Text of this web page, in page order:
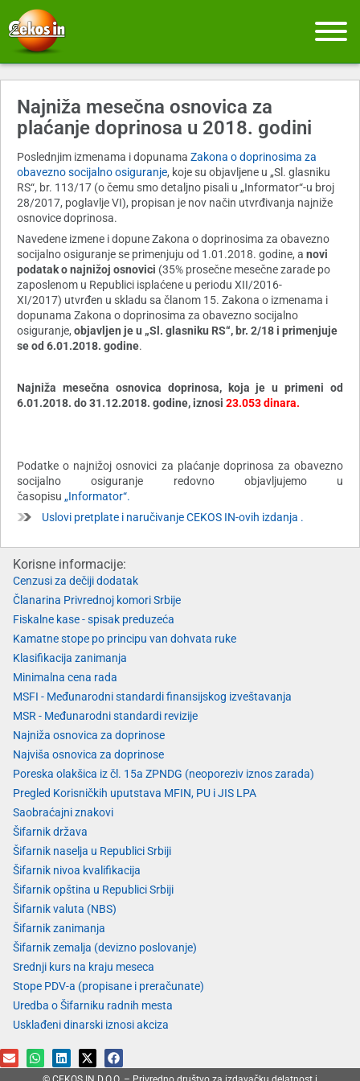
Najniža mesečna osnovica za
plaćanje doprinosa u 2018. godini
Poslednjim izmenama i dopunama Zakona o doprinosima za
obavezno socijalno osiguranje, koje su objavljene u „Sl. glasniku
RS“, br. 113/17 (o čemu smo detaljno pisali u „Informator“-u broj
28/2017, poglavlje VI), propisan je nov način utvrđivanja najniže
osnovice doprinosa.
Navedene izmene i dopune Zakona o doprinosima za obavezno
socijalno osiguranje se primenjuju od 1.01.2018. godine, a novi
podatak o najnižoj osnovici (35% prosečne mesečne zarade po
zaposlenom u Republici isplaćene u periodu XII/2016-
XI/2017) utvrđen u skladu sa članom 15. Zakona o izmenama i
dopunama Zakona o doprinosima za obavezno socijalno
osiguranje, objavljen je u „Sl. glasniku RS“, br. 2/18 i primenjuje
se od 6.01.2018. godine.
Najniža mesečna osnovica doprinosa, koja je u primeni od
6.01.2018. do 31.12.2018. godine, iznosi 23.053 dinara.
Podatke o najnižoj osnovici za plaćanje doprinosa za obavezno
socijalno osiguranje redovno objavljujemo u
časopisu „Informator“.
Uslovi pretplate i naručivanje CEKOS IN-ovih izdanja .
Korisne informacije:
Cenzusi za dečiji dodatak
Članarina Privrednoj komori Srbije
Fiskalne kase - spisak preduzeća
Kamatne stope po principu van dohvata ruke
Klasifikacija zanimanja
Minimalna cena rada
MSFI - Međunarodni standardi finansijskog izveštavanja
MSR - Međunarodni standardi revizije
Najniža osnovica za doprinose
Najviša osnovica za doprinose
Poreska olakšica iz čl. 15a ZPNDG (neoporeziv iznos zarada)
Pregled Korisničkih uputstava MFIN, PU i JIS LPA
Saobraćajni znakovi
Šifarnik država
Šifarnik naselja u Republici Srbiji
Šifarnik nivoa kvalifikacija
Šifarnik opština u Republici Srbiji
Šifarnik valuta (NBS)
Šifarnik zanimanja
Šifarnik zemalja (devizno poslovanje)
Srednji kurs na kraju meseca
Stope PDV-a (propisane i preračunate)
Uredba o Šifarniku radnih mesta
Usklađeni dinarski iznosi akciza